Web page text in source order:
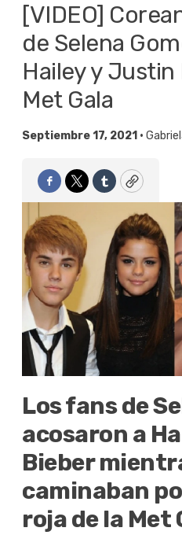
[VIDEO]
de Selena
Hailey y Justin
Met Gala
Septiembre 17, 2021 •
Facebook
TwitterTumblrCopy
Los fans de
acosaron a
Bieber
caminaban
roja de la Met